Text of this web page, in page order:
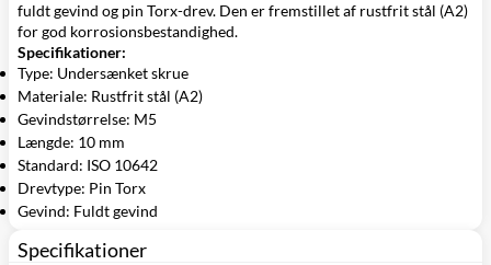
fuldt gevind og pin Torx-drev. Den er fremstillet af rustfrit stål (A2)
for god korrosionsbestandighed.
Specifikationer:
Type: Undersænket skrue
Materiale: Rustfrit stål (A2)
Gevindstørrelse: M5
Længde: 10 mm
Standard: ISO 10642
Drevtype: Pin Torx
Gevind: Fuldt gevind
Specifikationer